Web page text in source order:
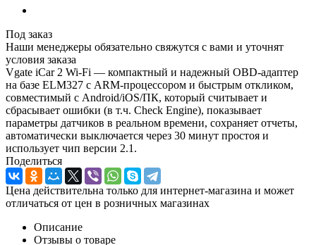
Под заказ
Наши менеджеры обязательно свяжутся с вами и уточнят
условия заказа
Vgate iCar 2 Wi-Fi — компактный и надежный OBD-адаптер
на базе ELM327 с ARM-процессором и быстрым откликом,
совместимый с Android/iOS/ПК, который считывает и
сбрасывает ошибки (в т.ч. Check Engine), показывает
параметры датчиков в реальном времени, сохраняет отчеты,
автоматически выключается через 30 минут простоя и
использует чип версии 2.1.
Поделиться
Цена действительна только для интернет-магазина и может
отличаться от цен в розничных магазинах
Описание
Отзывы о товаре